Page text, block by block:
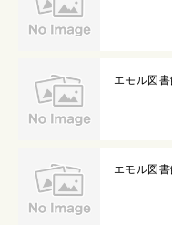
エモル図
エモル図